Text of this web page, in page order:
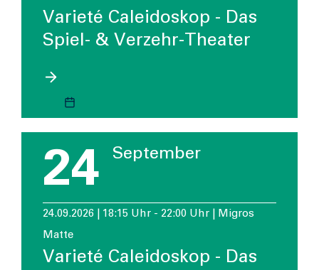
Varieté Caleidoskop - Das
Spiel- & Verzehr-Theater
24 September
24.09.2026 | 18:15 Uhr - 22:00 Uhr | Migros
Matte
Varieté Caleidoskop - Das